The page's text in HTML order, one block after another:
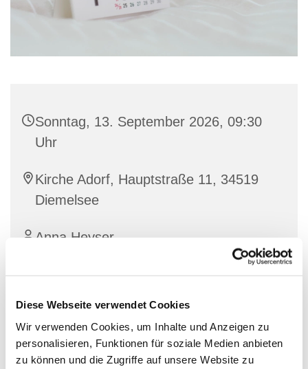
Diese Webseite verwendet Cookies
Wir verwenden Cookies, um Inhalte und Anzeigen zu
personalisieren, Funktionen für soziale Medien anbieten
zu können und die Zugriffe auf unsere Website zu
Sonntag, 13. September 2026, 09:30
Uhr
Kirche Adorf, Hauptstraße 11, 34519
Diemelsee
Anna Heyser